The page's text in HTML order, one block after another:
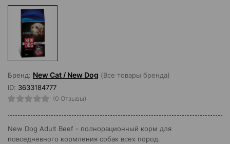
Бренд: New Cat / New Dog (Все товары бренда)
ID: 3633184777
(0 Отзывы)
New Dog Adult Beef - полнорационный корм для
повседневного кормления собак всех пород.